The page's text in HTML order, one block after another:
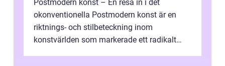
Postmodern konst – En resa in i det
okonventionella Postmodern konst är en
riktnings- och stilbeteckning inom
konstvärlden som markerade ett radikalt